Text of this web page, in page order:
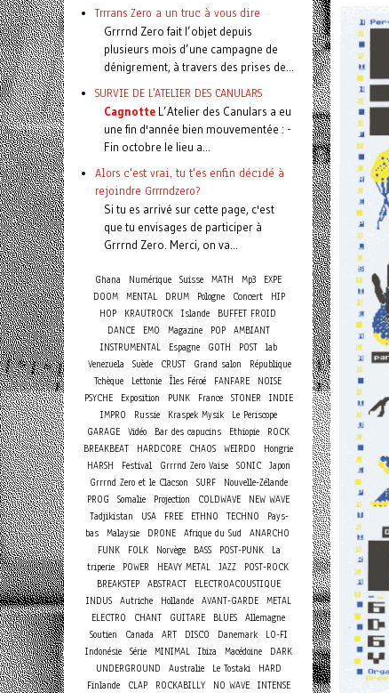
Trrrans Zero a un truc à vous dire
Grrrnd Zero fait l’objet depuis
plusieurs mois d’une campagne de
dénigrement, à travers des prises de...
SURVIE DE L'ATELIER DES CANULARS
Cagnotte L’Atelier des Canulars a eu
une fin d'année bien mouvementée : -
Fin octobre le lieu a...
Alors c'est vrai, tu t'es enfin décidé à
rejoindre Grrrndzero?
Si tu es arrivé sur cette page, c'est
que tu envisages de participer à
Grrrnd Zero. Merci, on va...
Ghana Numérique Suisse MATH Mp3
EXPE
DOOM MENTAL DRUM Pologne Concert
HIP
HOP
KRAUTROCK Islande
BUFFET FROID
DANCE
EMO Magazine POP
AMBIANT
INSTRUMENTAL
Espagne GOTH POST
lab
Venezuela
Suède CRUST Grand salon
République
Tchèque
Lettonie Îles Féroé FANFARE
NOISE
PSYCHE
Exposition PUNK France STONER
INDIE
IMPRO
Russie Kraspek Mysik
Le Periscope
GARAGE Vidéo Bar des capucins Ethiopie
ROCK
BREAKBEAT
HARDCORE CHAOS WEIRDO
Hongrie
HARSH
Festival Grrrnd Zero Vaise SONIC
Japon
Grrrnd Zero et le Clacson
SURF
Nouvelle-Zélande
PROG
Somalie Projection COLDWAVE
NEW WAVE
Tadjikistan
USA FREE ETHNO TECHNO
Pays-
bas Malaysie DRONE Afrique du Sud
ANARCHO
FUNK
FOLK Norvège BASS POST-PUNK
La
triperie
POWER HEAVY METAL JAZZ
POST-ROCK
BREAKSTEP
ABSTRACT
ELECTROACOUSTIQUE
INDUS
Autriche Hollande AVANT-GARDE
METAL
ELECTRO
CHANT GUITARE BLUES Allemagne
Soutien
Canada ART DISCO Danemark
LO-FI
Indonésie
Série MINIMAL Ibiza Macédoine
DARK
UNDERGROUND
Australie Le Tostaki
HARD
Finlande
CLAP ROCKABILLY NO WAVE
INTENSE